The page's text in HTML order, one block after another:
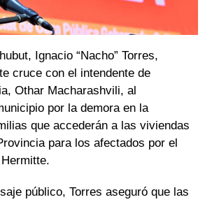
Ignacio “Nacho” Torres,
cruce con el intendente de
Othar Macharashvili, al
por la demora en la
que accederán a las viviendas
para los afectados por el
público, Torres aseguró que las